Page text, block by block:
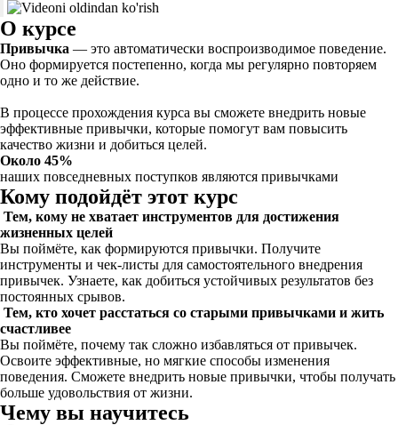
О курсе
Привычка — это автоматически воспроизводимое поведение.
Оно формируется постепенно, когда мы регулярно повторяем
одно и то же действие.
В процессе прохождения курса вы сможете внедрить новые
эффективные привычки, которые помогут вам повысить
качество жизни и добиться целей.
Около 45%
наших повседневных поступков являются привычками
Кому подойдёт этот курс
Тем, кому не хватает инструментов для достижения
жизненных целей
Вы поймёте, как формируются привычки. Получите
инструменты и чек-листы для самостоятельного внедрения
привычек. Узнаете, как добиться устойчивых результатов без
постоянных срывов.
Тем, кто хочет расстаться со старыми привычками и жить
счастливее
Вы поймёте, почему так сложно избавляться от привычек.
Освоите эффективные, но мягкие способы изменения
поведения. Сможете внедрить новые привычки, чтобы получать
больше удовольствия от жизни.
Чему вы научитесь